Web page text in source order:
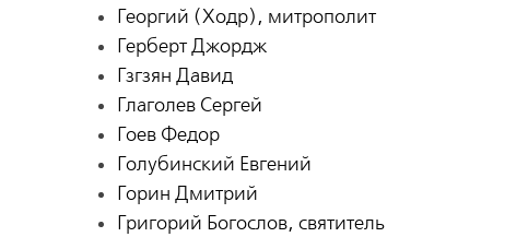
Георгий (Ходр), митрополит
Герберт Джордж
Гзгзян Давид
Глаголев Сергей
Гоев Федор
Голубинский Евгений
Горин Дмитрий
Григорий Богослов, святитель